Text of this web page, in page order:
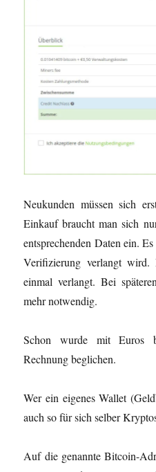
Neukunden müssen sich
Einkauf braucht man sich
entsprechenden Daten ein.
Verifizierung verlangt
einmal verlangt. Bei
mehr notwendig.
Schon wurde mit Euros
Rechnung beglichen.
Wer ein eigenes Wallet
auch so für sich selber
Auf die genannte Bitcoin-